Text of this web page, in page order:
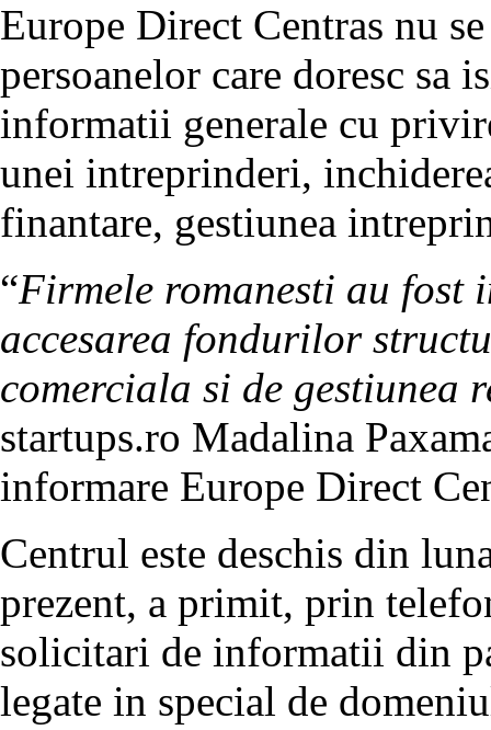
Europe Direct Centras nu
persoanelor care doresc sa
informatii generale cu
unei intreprinderi,
finantare, gestiunea
“Firmele romanesti au fost
accesarea fondurilor
comerciala si de gestiunea
startups.ro Madalina
informare Europe Direct
Centrul este deschis din
prezent, a primit, prin
solicitari de informatii din
legate in special de